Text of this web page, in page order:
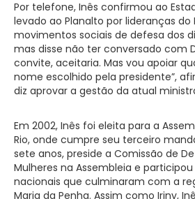
Por telefone, Inês confirmou ao
levado ao Planalto por lideranças do
movimentos sociais de defesa dos
mas disse não ter conversado com
convite, aceitaria. Mas vou apoiar
nome escolhido pela presidente”,
diz aprovar a gestão da atual
Em 2002, Inês foi eleita para a
Rio, onde cumpre seu terceiro
sete anos, preside a Comissão de
Mulheres na Assembleia e
nacionais que culminaram com a
Maria da Penha. Assim como Iriny,